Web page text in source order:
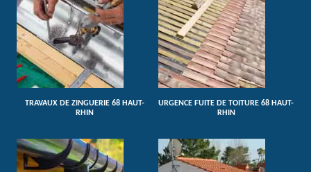
TRAVAUX DE ZINGUERIE 68 HAUT-
RHIN
URGENCE FUITE DE TOITURE 68 HAUT-
RHIN